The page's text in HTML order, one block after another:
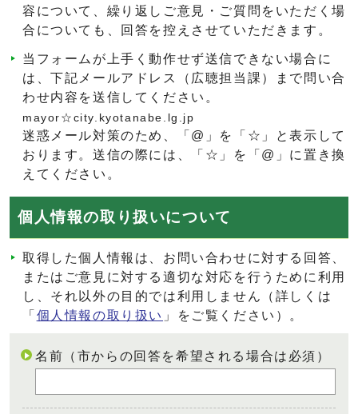
容について、繰り返しご意見・ご質問をいただく場
合についても、回答を控えさせていただきます。
当フォームが上手く動作せず送信できない場合に
は、下記メールアドレス（広聴担当課）まで問い合
わせ内容を送信してください。
mayor☆city.kyotanabe.lg.jp
迷惑メール対策のため、「@」を「☆」と表示して
おります。送信の際には、「☆」を「@」に置き換
えてください。
個人情報の取り扱いについて
取得した個人情報は、お問い合わせに対する回答、
またはご意見に対する適切な対応を行うために利用
し、それ以外の目的では利用しません（詳しくは
「 個人情報の取り扱い 」をご覧ください）。
名前（市からの回答を希望される場合は必須）